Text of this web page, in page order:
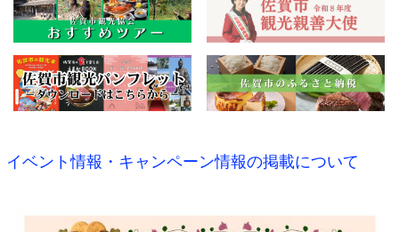
イベント情報・キャンペーン情報の掲載について